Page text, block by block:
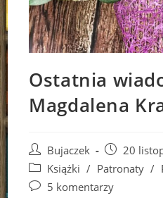
Ostatnia
Magdalena
Post
author:
Bujaczek
Post
published:
20
Post
category:
Książki / Patronaty /
Post5 komentarzy